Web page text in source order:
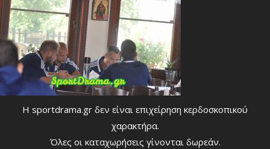
Η sportdrama.gr δεν είναι επιχείρηση κερδοσκοπικού
χαρακτήρα.
Όλες οι καταχωρήσεις γίνονται δωρεάν.